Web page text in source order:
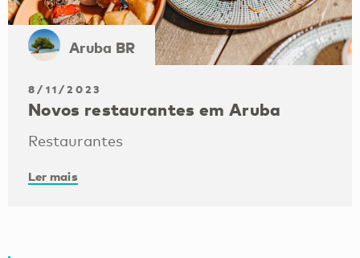
Aruba BR
8/11/2023
Novos restaurantes em Aruba
Restaurantes
Ler mais